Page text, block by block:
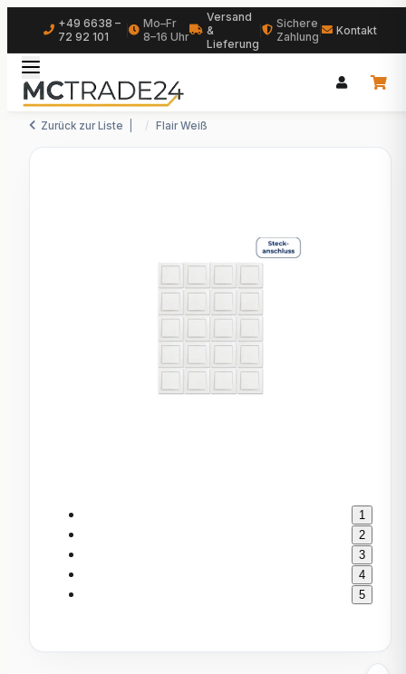
+49 6638 –
72 92 101
Mo–Fr
8–16 Uhr
Versand
&
Lieferung
Sichere
Zahlung
Kontakt
Zurück zur Liste Flair Weiß
1
2
3
4
5